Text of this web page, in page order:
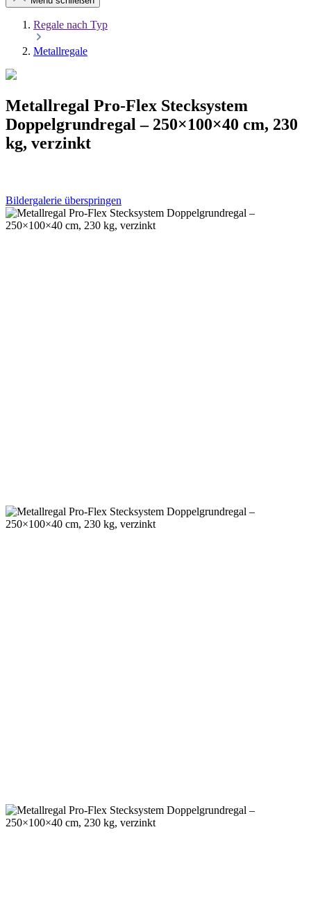
Regale nach Typ
Metallregale
Metallregal Pro-Flex Stecksystem
Doppelgrundregal – 250×100×40 cm, 230
kg, verzinkt
Bildergalerie überspringen